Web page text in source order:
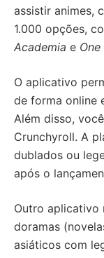
assistir animes,
1.000 opções,
Academia e
O aplicativo
de forma online
Além disso,
Crunchyroll. A
dublados ou
após o
Outro aplicativo
doramas
asiáticos com